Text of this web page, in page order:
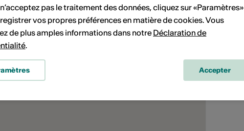
pas le traitement des données, cliquez sur «Paramètres»
vos propres préférences en matière de cookies. Vous
de plus amples informations dans notre Déclaration de
.
Accepter